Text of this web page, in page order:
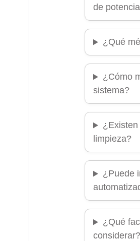
de
¿Qué
¿Cómo
sistema?
limpieza?
¿Puede
¿Qué
considerar?